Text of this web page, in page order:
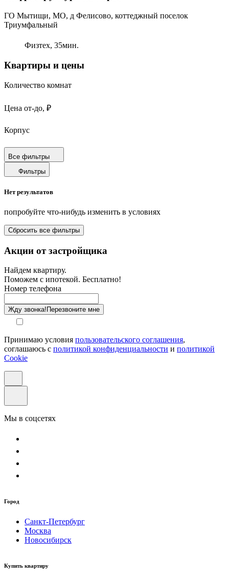
ГО Мытищи, МО, д Фелисово, коттеджный поселок
Триумфальный
Физтех, 35мин.
Квартиры и цены
Количество комнат
Цена от-до, ₽
Корпус
Срок сдачи
Площадь от-до, м²
Площадь кухни от-до, м²
Площадь балкона от-до, м²
Санузел
Этаж
Способ оплаты
Все фильтры
Фильтры
Нет результатов
попробуйте что-нибудь изменить в условиях
Сбросить все фильтры
Акции от застройщика
Найдем квартиру.
Поможем с ипотекой. Бесплатно!
Номер телефона
Жду звонка! Перезвоните мне
Принимаю условия пользовательского соглашения,
соглашаюсь с политикой конфиденциальности и политикой
Cookie
Мы в соцсетях
Город
Санкт-Петербург
Москва
Новосибирск
Купить квартиру